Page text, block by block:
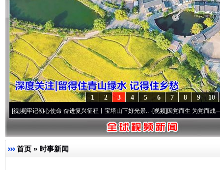
10
9
8
7
6
5
4
3
2
1
记初心使命 奋进复兴征程丨宝塔山下好光景..·[视频]因党而生 为党而战——百年“纪
首页 » 时事新闻